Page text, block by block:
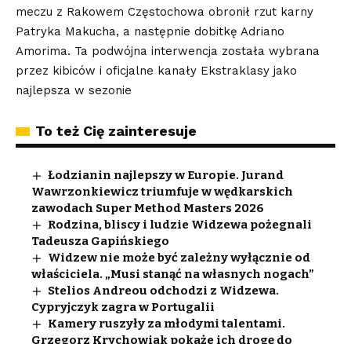
meczu z Rakowem Częstochowa obronił rzut karny
Patryka Makucha, a następnie dobitkę Adriano
Amorima. Ta podwójna interwencja została wybrana
przez kibiców i oficjalne kanały Ekstraklasy jako
najlepsza w sezonie
To też Cię zainteresuje
Łodzianin najlepszy w Europie. Jurand
Wawrzonkiewicz triumfuje w wędkarskich
zawodach Super Method Masters 2026
Rodzina, bliscy i ludzie Widzewa pożegnali
Tadeusza Gapińskiego
Widzew nie może być zależny wyłącznie od
właściciela. „Musi stanąć na własnych nogach”
Stelios Andreou odchodzi z Widzewa.
Cypryjczyk zagra w Portugalii
Kamery ruszyły za młodymi talentami.
Grzegorz Krychowiak pokaże ich drogę do